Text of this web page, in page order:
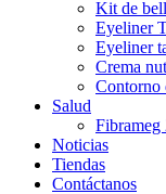
Kit de
Eyeliner
Eyeliner
Crema
Contorno
Salud
Fibrameg
Noticias
Tiendas
Contáctanos